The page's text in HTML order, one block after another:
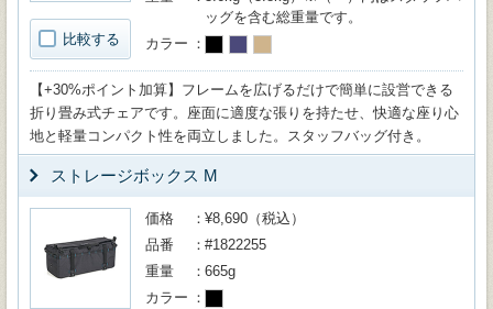
比較する
ッグを含む総重量です。
カラー
【+30%ポイント加算】フレームを広げるだけで簡単に設営できる
折り畳み式チェアです。座面に適度な張りを持たせ、快適な座り心
地と軽量コンパクト性を両立しました。スタッフバッグ付き。
ストレージボックス M
価格
¥8,690（税込）
品番
#1822255
重量
665g
カラー